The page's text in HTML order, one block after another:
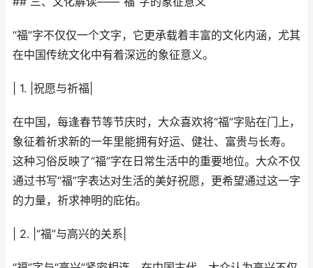
“福”字不仅仅一个文字，它更承载着丰富的文化内涵，尤其
在中国传统文化中有着深远的象征意义。
| 1. |祝愿与祈福|
在中国，每逢春节等节庆时，大众喜欢将“福”字贴在门上，
象征着祈求新的一年里能拥有好运、健壮、富贵与长寿。
这种习俗反映了“福”字在日常生活中的重要地位。大众不仅
通过书写“福”字表达对生活的美好祝愿，更希望通过这一字
的力量，祈求神明的庇佑。
| 2. |“福”与高兴的关系|